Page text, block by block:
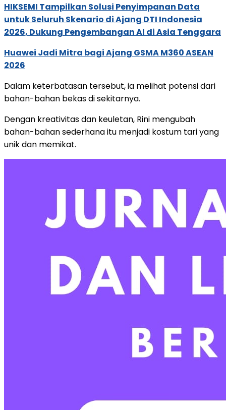
HIKSEMI Tampilkan Solusi Penyimpanan Data
untuk Seluruh Skenario di Ajang DTI Indonesia
2026, Dukung Pengembangan AI di Asia Tenggara
Huawei Jadi Mitra bagi Ajang GSMA M360 ASEAN
2026
Dalam keterbatasan tersebut, ia melihat potensi dari
bahan-bahan bekas di sekitarnya.
Dengan kreativitas dan keuletan, Rini mengubah
bahan-bahan sederhana itu menjadi kostum tari yang
unik dan memikat.